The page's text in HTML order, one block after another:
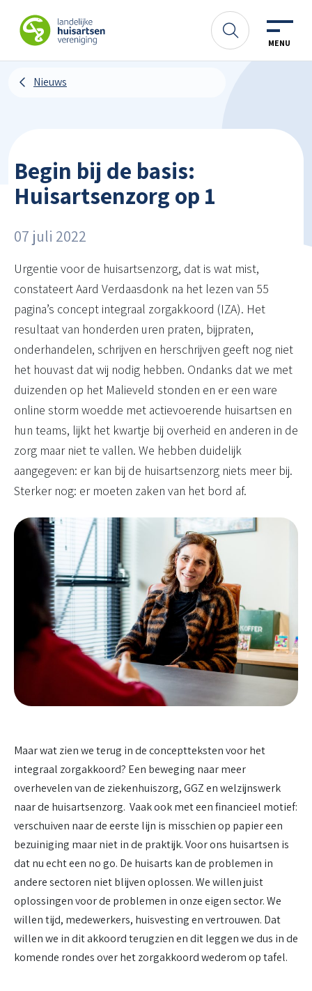
LHV
MENU
Zoeken
Nieuws
Begin bij de basis:
Huisartsenzorg op 1
07 juli 2022
Urgentie voor de huisartsenzorg, dat is wat mist,
constateert Aard Verdaasdonk na het lezen van 55
pagina’s concept integraal zorgakkoord (IZA). Het
resultaat van honderden uren praten, bijpraten,
onderhandelen, schrijven en herschrijven geeft nog niet
het houvast dat wij nodig hebben. Ondanks dat we met
duizenden op het Malieveld stonden en er een ware
online storm woedde met actievoerende huisartsen en
hun teams, lijkt het kwartje bij overheid en anderen in de
zorg maar niet te vallen. We hebben duidelijk
aangegeven: er kan bij de huisartsenzorg niets meer bij.
Sterker nog: er moeten zaken van het bord af.
Maar wat zien we terug in de conceptteksten voor het
integraal zorgakkoord? Een beweging naar meer
overhevelen van de ziekenhuiszorg, GGZ en welzijnswerk
naar de huisartsenzorg. Vaak ook met een financieel motief:
verschuiven naar de eerste lijn is misschien op papier een
bezuiniging maar niet in de praktijk. Voor ons huisartsen is
dat nu echt een no go. De huisarts kan de problemen in
andere sectoren niet blijven oplossen. We willen juist
oplossingen voor de problemen in onze eigen sector. We
willen tijd, medewerkers, huisvesting en vertrouwen. Dat
willen we in dit akkoord terugzien en dit leggen we dus in de
komende rondes over het zorgakkoord wederom op tafel.